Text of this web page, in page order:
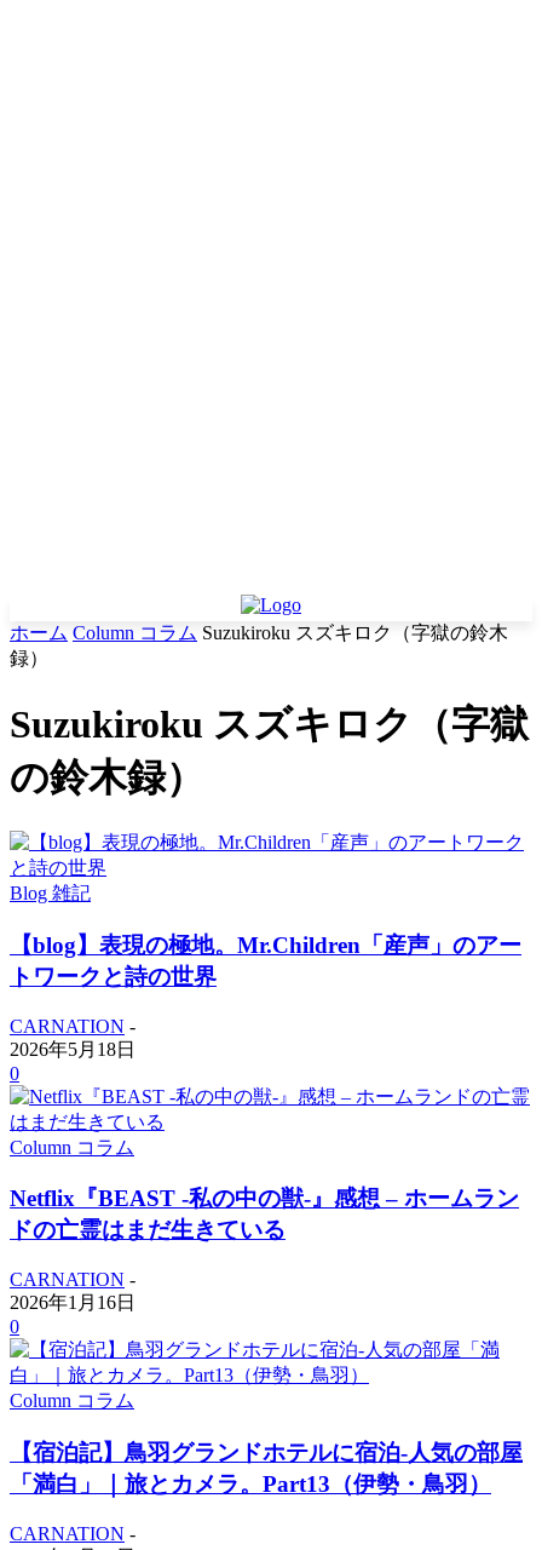
ホーム Column コラム Suzukiroku スズキロク（字獄の鈴木
録）
Suzukiroku スズキロク（字獄
の鈴木録）
Blog 雑記
【blog】表現の極地。Mr.Children「産声」のアー
トワークと詩の世界
CARNATION -
2026年5月18日
0
Column コラム
Netflix『BEAST -私の中の獣-』感想 – ホームラン
ドの亡霊はまだ生きている
CARNATION -
2026年1月16日
0
Column コラム
【宿泊記】鳥羽グランドホテルに宿泊-人気の部屋
「満白」｜旅とカメラ。Part13（伊勢・鳥羽）
CARNATION -